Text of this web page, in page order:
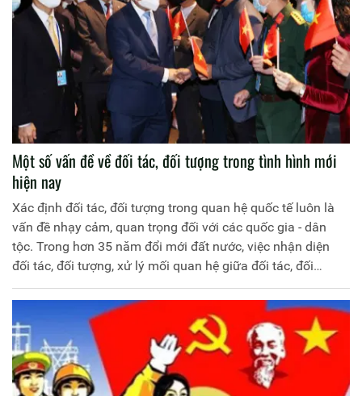
Một số vấn đề về đối tác, đối tượng trong tình hình mới
hiện nay
Xác định đối tác, đối tượng trong quan hệ quốc tế luôn là
vấn đề nhạy cảm, quan trọng đối với các quốc gia - dân
tộc. Trong hơn 35 năm đổi mới đất nước, việc nhận diện
đối tác, đối tượng, xử lý mối quan hệ giữa đối tác, đối
tượng luôn được Đảng ta quan tâm, chú trọng. Đây chính
là cơ sở để Việt Nam hoạch định đường lối đối ngoại, góp
phần vào công cuộc xây dựng đất nước và bảo vệ chủ
quyền lãnh thổ quốc gia.